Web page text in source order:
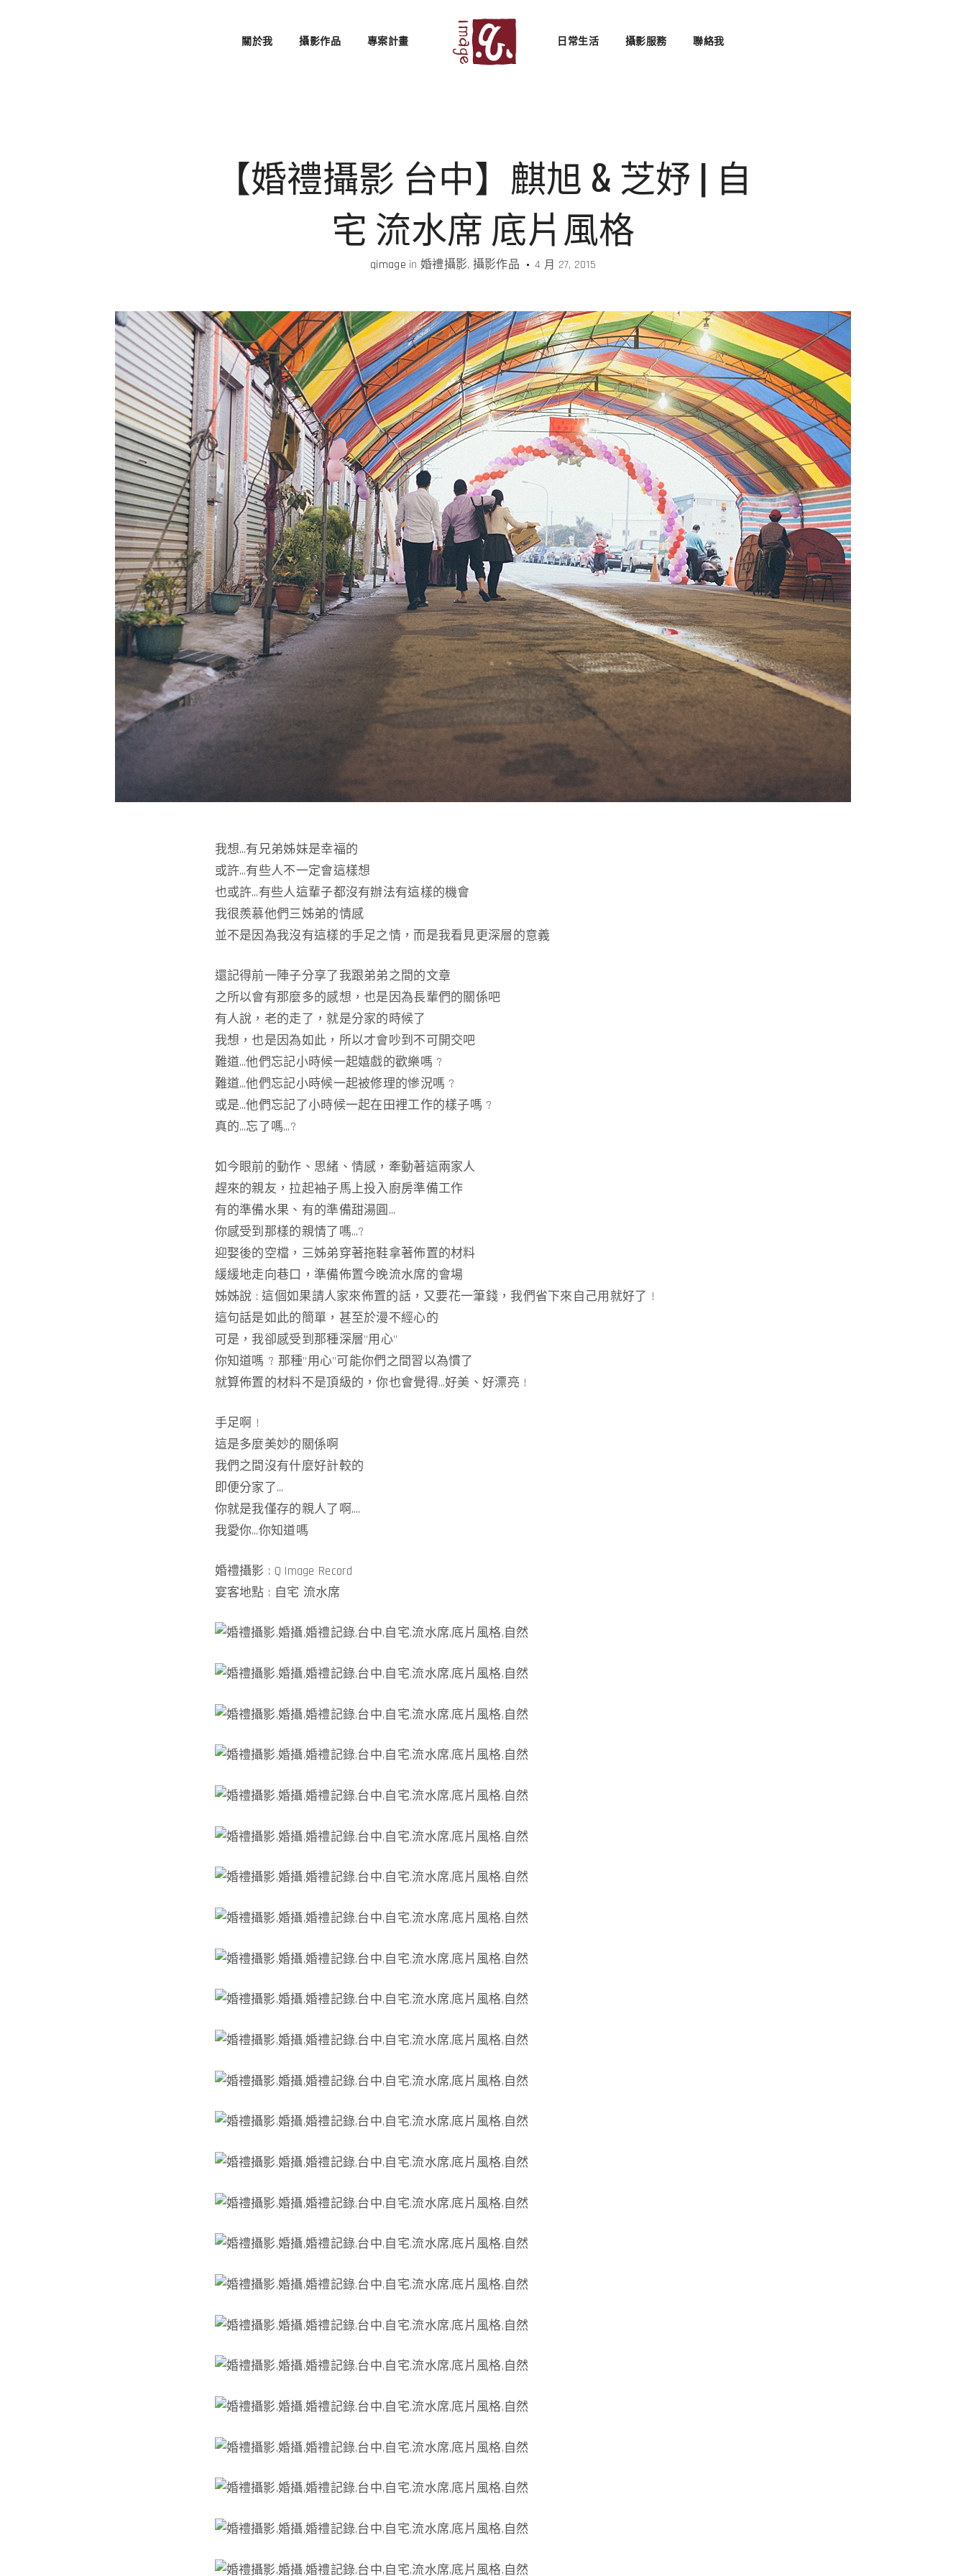
關於我 攝影作品 專案計畫 日常生活 攝影服務 聯絡我
【婚禮攝影 台中】麒旭 & 芝妤 | 自
宅 流水席 底片風格
qimage in婚禮攝影 攝影作品 4 月 27, 2015
我想…有兄弟姊妹是幸福的
或許…有些人不一定會這樣想
也或許…有些人這輩子都沒有辦法有這樣的機會
我很羨慕他們三姊弟的情感
並不是因為我沒有這樣的手足之情，而是我看見更深層的意義
還記得前一陣子分享了我跟弟弟之間的文章
之所以會有那麼多的感想，也是因為長輩們的關係吧
有人說，老的走了，就是分家的時候了
我想，也是因為如此，所以才會吵到不可開交吧
難道…他們忘記小時候一起嬉戲的歡樂嗎 ?
難道…他們忘記小時候一起被修理的慘況嗎 ?
或是…他們忘記了小時候一起在田裡工作的樣子嗎 ?
真的…忘了嗎…?
如今眼前的動作、思緒、情感，牽動著這兩家人
趕來的親友，拉起袖子馬上投入廚房準備工作
有的準備水果、有的準備甜湯圓…
你感受到那樣的親情了嗎…?
迎娶後的空檔，三姊弟穿著拖鞋拿著佈置的材料
緩緩地走向巷口，準備佈置今晚流水席的會場
姊姊說 : 這個如果請人家來佈置的話，又要花一筆錢，我們省下來自己用就好了 !
這句話是如此的簡單，甚至於漫不經心的
可是，我卻感受到那種深層”用心”
你知道嗎 ? 那種”用心”可能你們之間習以為慣了
就算佈置的材料不是頂級的，你也會覺得…好美、好漂亮 !
手足啊 !
這是多麼美妙的關係啊
我們之間沒有什麼好計較的
即便分家了…
你就是我僅存的親人了啊….
我愛你…你知道嗎
婚禮攝影 : Q Image Record
宴客地點 : 自宅 流水席